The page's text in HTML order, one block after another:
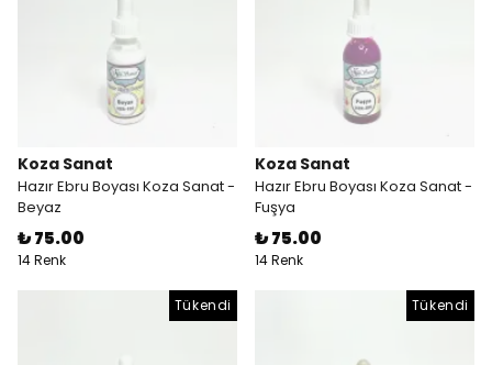
Koza Sanat
Hazır Ebru Boyası Koza Sanat -
Beyaz
₺ 75.00
14 Renk
Koza Sanat
Hazır Ebru Boyası Koza Sanat -
Fuşya
₺ 75.00
14 Renk
Tükendi Tükendi